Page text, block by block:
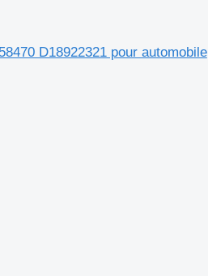
D18922321 pour automobile